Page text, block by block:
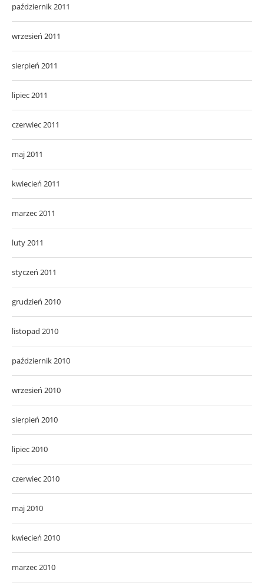
październik 2011
wrzesień 2011
sierpień 2011
lipiec 2011
czerwiec 2011
maj 2011
kwiecień 2011
marzec 2011
luty 2011
styczeń 2011
grudzień 2010
listopad 2010
październik 2010
wrzesień 2010
sierpień 2010
lipiec 2010
czerwiec 2010
maj 2010
kwiecień 2010
marzec 2010